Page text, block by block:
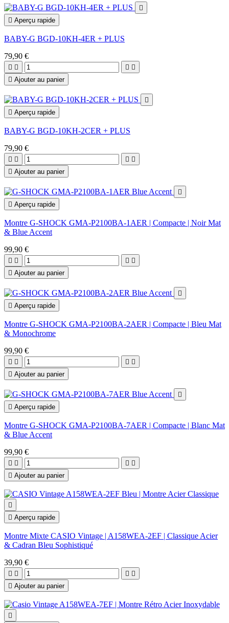

 Aperçu rapide
BABY-G BGD-10KH-4ER + PLUS
79,90 €
   
 Ajouter au panier

 Aperçu rapide
BABY-G BGD-10KH-2CER + PLUS
79,90 €
   
 Ajouter au panier

 Aperçu rapide
Montre G-SHOCK GMA-P2100BA-1AER | Compacte | Noir Mat
& Blue Accent
99,90 €
   
 Ajouter au panier

 Aperçu rapide
Montre G-SHOCK GMA-P2100BA-2AER | Compacte | Bleu Mat
& Monochrome
99,90 €
   
 Ajouter au panier

 Aperçu rapide
Montre G-SHOCK GMA-P2100BA-7AER | Compacte | Blanc Mat
& Blue Accent
99,90 €
   
 Ajouter au panier

 Aperçu rapide
Montre Mixte CASIO Vintage | A158WEA-2EF | Classique Acier
& Cadran Bleu Sophistiqué
39,90 €
   
 Ajouter au panier
